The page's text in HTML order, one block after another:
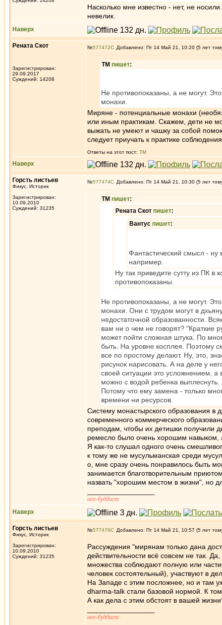
Насколько мне известно - нет, не
невелик.
Наверх
Рената Скот
Зарегистрирован:
29.09.2017
Суждений: 14208
№577472 Добавлено: Пт 14 Май 21, 10:20 (5 лет
ТМ пишет:
Не противопоказаны, а не могут.
монахи.
Миряне - потенциальные монахи
или иным практикам. Скажем, дети не
выжать не умеют и чашку за собой
следует приучать к практике
Ответы на этот пост: ТМ
Наверх
Горсть листьев
Фикус, Историк
Зарегистрирован:
10.09.2010
Суждений: 31235
№577474 Добавлено: Пт 14 Май 21, 10:30 (5 лет
ТМ пишет:
Рената Скот пишет:
Вантус пишет:
Фантастический смысл - ну
например.
Ну так приведите сутту из ПК в
противопоказаны.
Не противопоказаны, а не могут.
монахи. Они с трудом могут в
недостаточной образованности.
вам ни о чем не говорят? "Краткие
может пойти сложная штука. По
быть. На уровне косплея. Поэтому
все по простому делают. Ну, это,
рисунок нарисовать. А на деле у
своей ситуации это усложнением, а
можно с водой ребенка
Потому что ему замена - только
времени ни ресурсов.
Систему монастырского образования в
современного коммерческого
преподам, чтобы их детишки получили
ремесло было очень хорошим навыком,
Я как-то слушал одного очень
к тому же не мусульманская среди
о, мне сразу очень понравилось быть
занимается благотворительным
назвать "хорошим местом в жизни", но
нео-буддист
Наверх
Горсть листьев
Фикус, Историк
Зарегистрирован:
10.09.2010
Суждений: 31235
№577476 Добавлено: Пт 14 Май 21, 10:57 (5 лет
Рассуждения "мирянам только дана
действительности всё совсем не так.
множества соблюдают полную или
человек состоятельный), участвуют в
На Западе с этим посложнее, но и там
dharma-talk стали базовой нормой. К
А как дела с этим обстоят в вашей
нео-буддист